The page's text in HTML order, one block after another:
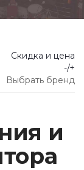
Скидка и цена
-/+
Выбрать бренд
и